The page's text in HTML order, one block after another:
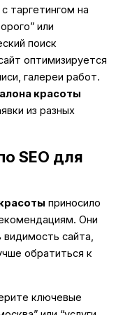
таргетингом на
или
поиск
оптимизируется
галереи работ.
красоты
из разных
SEO для
приносило
Они
сайта,
обратиться к
ключевые